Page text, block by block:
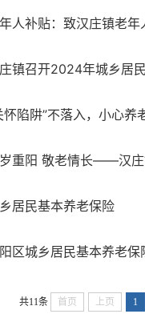
人补贴：致汉庄镇老年
镇召开2024年城乡居
怀陷阱”不落入，小心养
重阳 敬老情长——汉庄
居民基本养老保险
区城乡居民基本养老保
共11条 首页 上页 1